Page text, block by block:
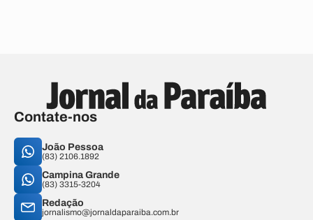
Contate-nos
João Pessoa
(83) 2106.1892
Campina Grande
(83) 3315-3204
Redação
jornalismo@jornaldaparaiba.com.br